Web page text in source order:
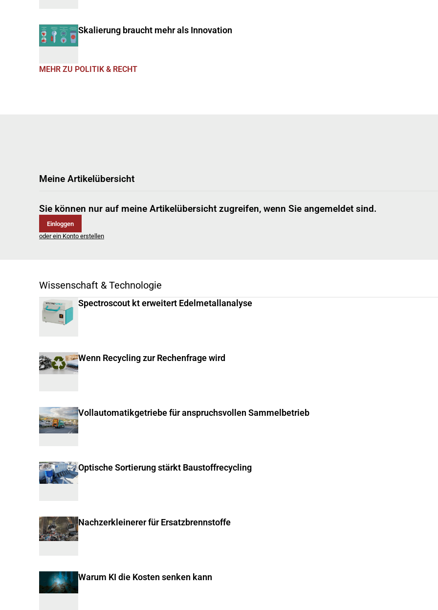
Skalierung braucht mehr als Innovation
MEHR ZU POLITIK & RECHT
Meine Artikelübersicht
Sie können nur auf meine Artikelübersicht zugreifen, wenn Sie angemeldet sind.
Einloggen
oder ein Konto erstellen
Wissenschaft & Technologie
Spectroscout kt erweitert Edelmetallanalyse
Wenn Recycling zur Rechenfrage wird
Vollautomatikgetriebe für anspruchsvollen Sammelbetrieb
Optische Sortierung stärkt Baustoffrecycling
Nachzerkleinerer für Ersatzbrennstoffe
Warum KI die Kosten senken kann